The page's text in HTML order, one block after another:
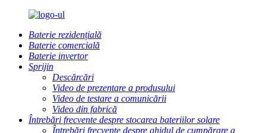
Baterie rezidențială
Baterie comercială
Baterie invertor
Sprijin
Descărcări
Video de prezentare a produsului
Video de testare a comunicării
Video din fabrică
Întrebări frecvente despre stocarea bateriilor solare
Întrebări frecvente despre ghidul de cumpărare a